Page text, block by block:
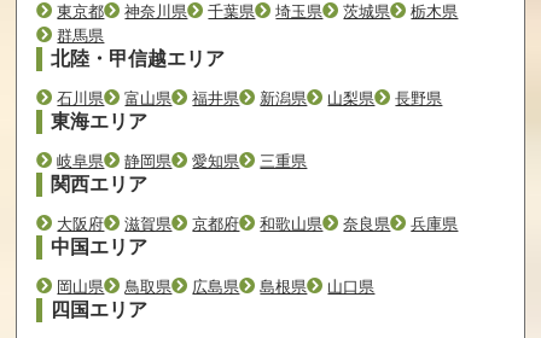
東京都 神奈川県 千葉県 埼玉県 茨城県
栃木県
群馬県
北陸・甲信越エリア
石川県 富山県 福井県 新潟県 山梨県 長野県
東海エリア
岐阜県 静岡県 愛知県 三重県
関西エリア
大阪府 滋賀県 京都府 和歌山県 奈良県 兵庫県
中国エリア
岡山県 鳥取県 広島県 島根県 山口県
四国エリア